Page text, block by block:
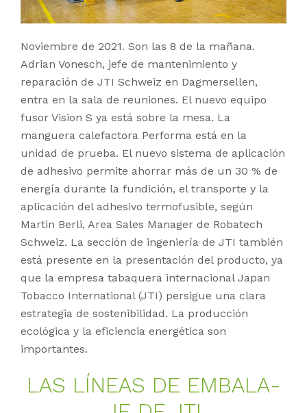
Noviembre de 2021. Son las 8 de la mañana.
Adrian Vonesch, jefe de mantenimiento y
reparación de JTI Schweiz en Dagmersellen,
entra en la sala de reuniones. El nuevo equipo
fusor Vision S ya está sobre la mesa. La
manguera calefactora Performa está en la
unidad de prueba. El nuevo sistema de aplicación
de adhesivo permite ahorrar más de un 30 % de
energía durante la fundición, el transporte y la
aplicación del adhesivo termofusible, según
Martin Berli, Area Sales Manager de Robatech
Schweiz. La sección de ingeniería de JTI también
está presente en la presentación del producto, ya
que la empresa tabaquera internacional Japan
Tobacco International (JTI) persigue una clara
estrategia de sostenibilidad. La producción
ecológica y la eficiencia energética son
importantes.
LAS LÍ­NE­AS DE EM­BA­LA­